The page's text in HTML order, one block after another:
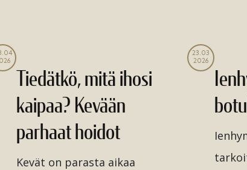
Tiedätkö, mitä ihosi
kaipaa? Kevään
parhaat hoidot
Kevät on parasta aikaa
23.03
2026